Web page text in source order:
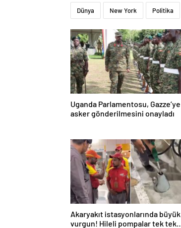
Dünya New York Politika
Uganda Parlamentosu, Gazze’ye
asker gönderilmesini onayladı
Akaryakıt istasyonlarında büyük
vurgun! Hileli pompalar tek tek